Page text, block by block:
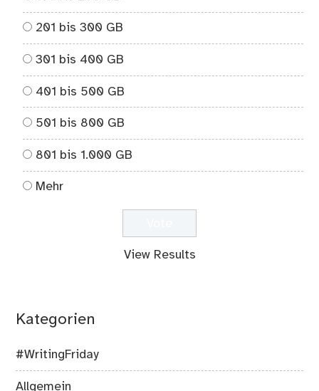
201 bis 300 GB
301 bis 400 GB
401 bis 500 GB
501 bis 800 GB
801 bis 1.000 GB
Mehr
View Results
Kategorien
#WritingFriday
Allgemein